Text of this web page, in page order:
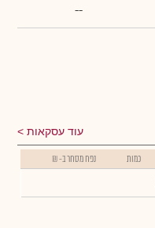
--
עוד עסקאות
כמות נפח מסחר ב- ₪